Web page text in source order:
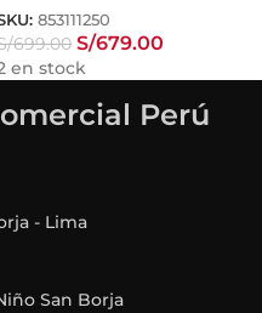
853111250
699.00 S/679.00
en stock
Perú
- Lima
San Borja